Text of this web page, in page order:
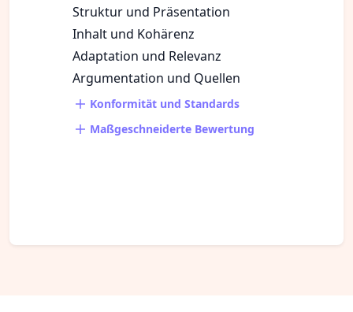
Struktur und Präsentation
Inhalt und Kohärenz
Adaptation und Relevanz
Argumentation und Quellen
Konformität und Standards
Maßgeschneiderte Bewertung